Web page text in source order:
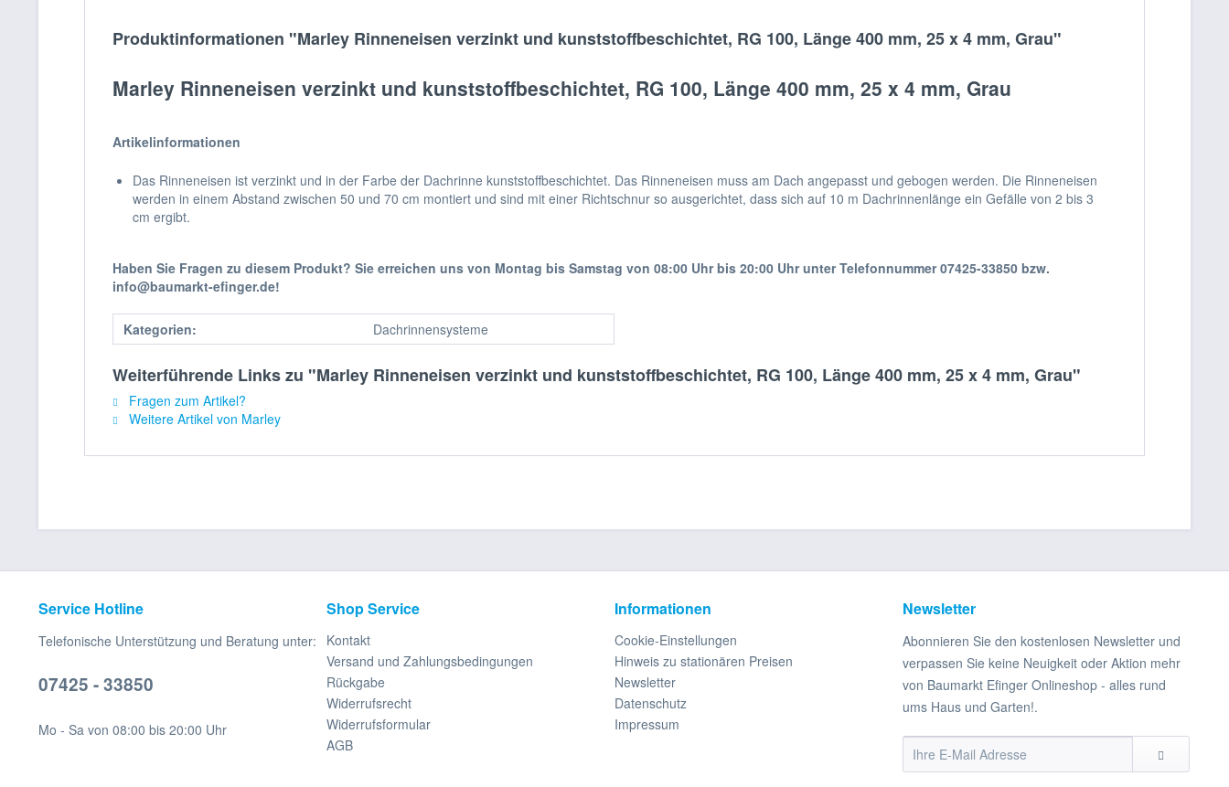
Produktinformationen "Marley Rinneneisen verzinkt und kunststoffbeschichtet, RG 100, Länge 400 mm, 25 x 4 mm, Grau"
Marley Rinneneisen verzinkt und kunststoffbeschichtet, RG 100, Länge 400 mm, 25 x 4 mm, Grau
Artikelinformationen
Das Rinneneisen ist verzinkt und in der Farbe der Dachrinne kunststoffbeschichtet. Das Rinneneisen muss am Dach angepasst und gebogen werden. Die Rinneneisen
werden in einem Abstand zwischen 50 und 70 cm montiert und sind mit einer Richtschnur so ausgerichtet, dass sich auf 10 m Dachrinnenlänge ein Gefälle von 2 bis 3
cm ergibt.
Haben Sie Fragen zu diesem Produkt? Sie erreichen uns von Montag bis Samstag von 08:00 Uhr bis 20:00 Uhr unter Telefonnummer 07425-33850 bzw.
info@baumarkt-efinger.de!
Kategorien: Dachrinnensysteme
Weiterführende Links zu "Marley Rinneneisen verzinkt und kunststoffbeschichtet, RG 100, Länge 400 mm, 25 x 4 mm, Grau"
Fragen zum Artikel?
Weitere Artikel von Marley
Service Hotline
Telefonische Unterstützung und Beratung unter:
07425 - 33850
Mo - Sa von 08:00 bis 20:00 Uhr
Shop Service
Kontakt
Versand und Zahlungsbedingungen
Rückgabe
Widerrufsrecht
Widerrufsformular
AGB
Informationen
Cookie-Einstellungen
Hinweis zu stationären Preisen
Newsletter
Datenschutz
Impressum
Newsletter
Abonnieren Sie den kostenlosen Newsletter und
verpassen Sie keine Neuigkeit oder Aktion mehr
von Baumarkt Efinger Onlineshop - alles rund
ums Haus und Garten!.